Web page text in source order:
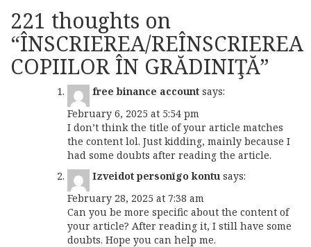
221 thoughts on
“ÎNSCRIEREA/REÎNSCRIEREA
COPIILOR ÎN GRĂDINIŢĂ”
free binance account says:
February 6, 2025 at 5:54 pm
I don’t think the title of your article matches
the content lol. Just kidding, mainly because I
had some doubts after reading the article.
Izveidot personīgo kontu says:
February 28, 2025 at 7:38 am
Can you be more specific about the content of
your article? After reading it, I still have some
doubts. Hope you can help me.